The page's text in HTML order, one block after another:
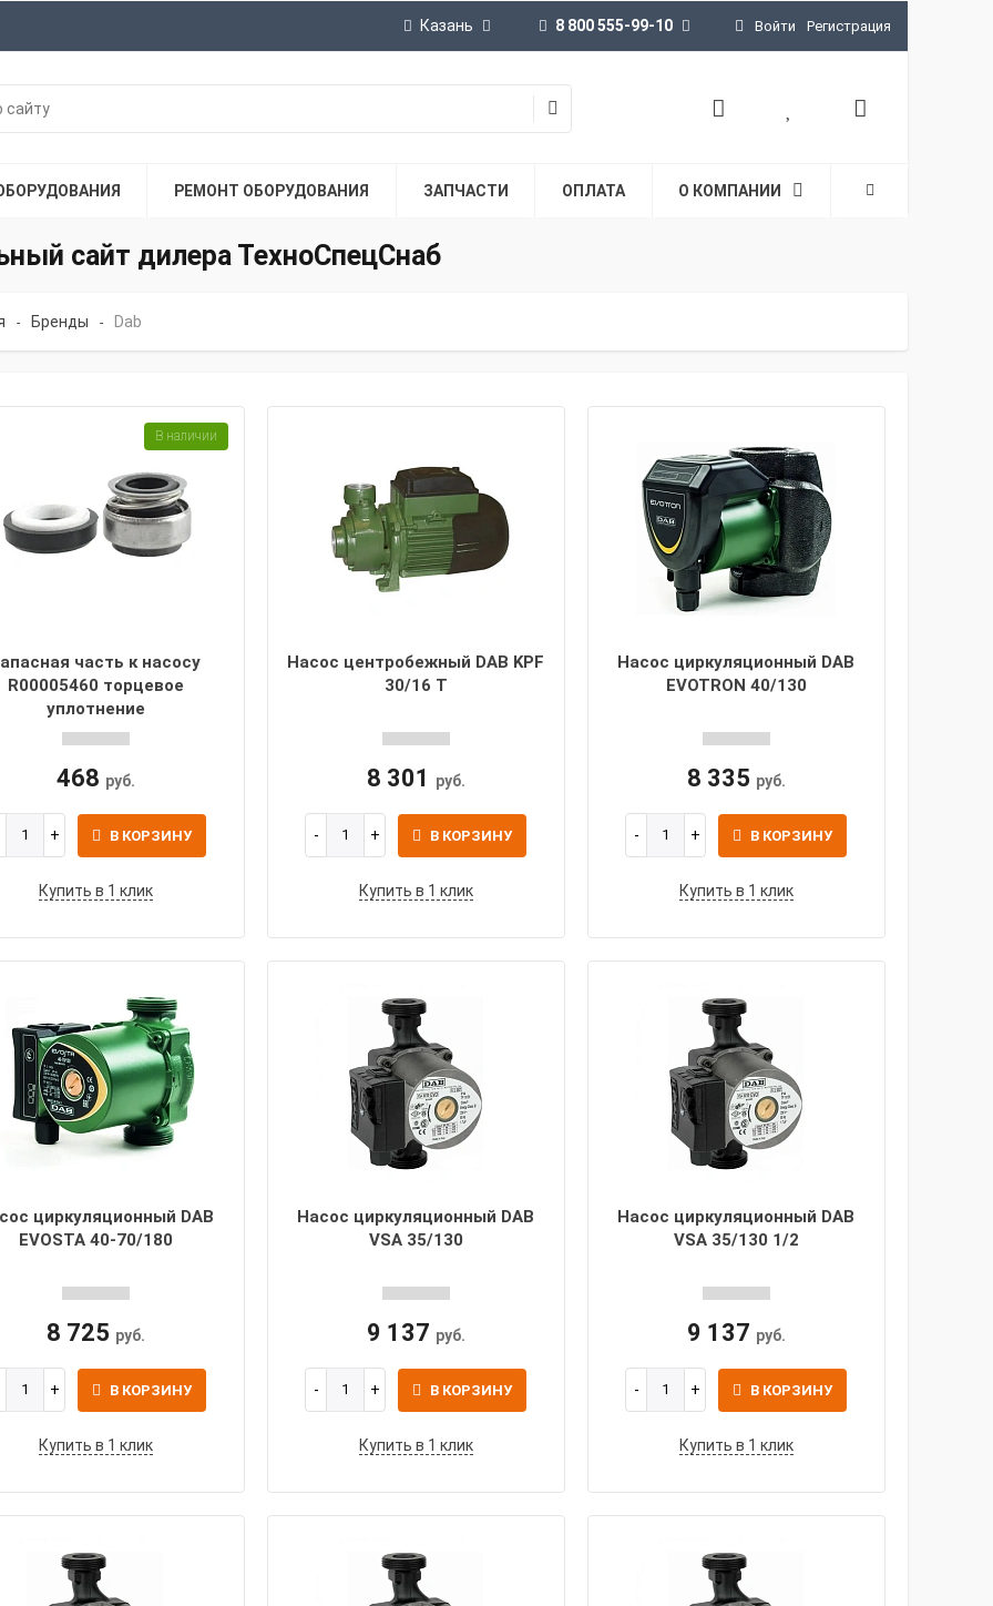
Казань 8 800 555-99-10 Войти Регистрация
РЕМОНТ ОБОРУДОВАНИЯ ЗАПЧАСТИ ОПЛАТА О КОМПАНИИ
сайт дилера ТехноСпецСнаб
- Бренды - Dab
часть к насосу
R00005460 торцевое
уплотнение
468 руб.
В КОРЗИНУ
Купить в 1 клик
В наличии
Насос центробежный DAB KPF
30/16 T
8 301 руб.
В КОРЗИНУ
Купить в 1 клик
Насос циркуляционный DAB
EVOTRON 40/130
8 335 руб.
В КОРЗИНУ
Купить в 1 клик
циркуляционный DAB
EVOSTA 40-70/180
8 725 руб.
В КОРЗИНУ
Купить в 1 клик
Насос циркуляционный DAB
VSA 35/130
9 137 руб.
В КОРЗИНУ
Купить в 1 клик
Насос циркуляционный DAB
VSA 35/130 1/2
9 137 руб.
В КОРЗИНУ
Купить в 1 клик